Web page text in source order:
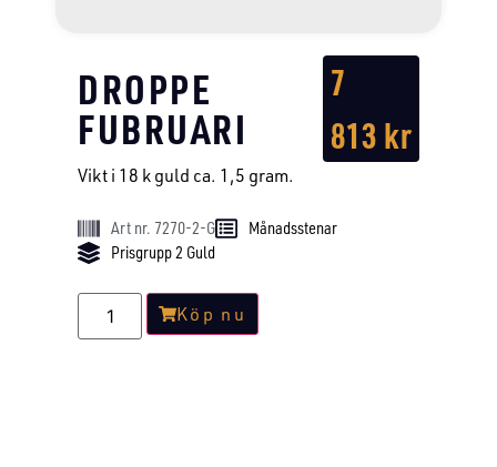
DROPPE
FUBRUARI
7
813kr
Vikt i 18 k guld ca. 1,5 gram.
Art nr. 7270-2-G
Månadsstenar
Prisgrupp 2 Guld
Köp nu